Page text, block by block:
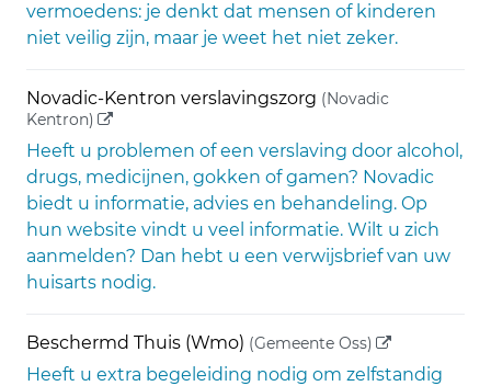
vermoedens: je denkt dat mensen of kinderen
niet veilig zijn, maar je weet het niet zeker.
Novadic-Kentron verslavingszorg (Novadic
Kentron) (externe link)
Heeft u problemen of een verslaving door alcohol,
drugs, medicijnen, gokken of gamen? Novadic
biedt u informatie, advies en behandeling. Op
hun website vindt u veel informatie. Wilt u zich
aanmelden? Dan hebt u een verwijsbrief van uw
huisarts nodig.
Beschermd Thuis (Wmo) (Gemeente Oss) (externe link)
Heeft u extra begeleiding nodig om zelfstandig